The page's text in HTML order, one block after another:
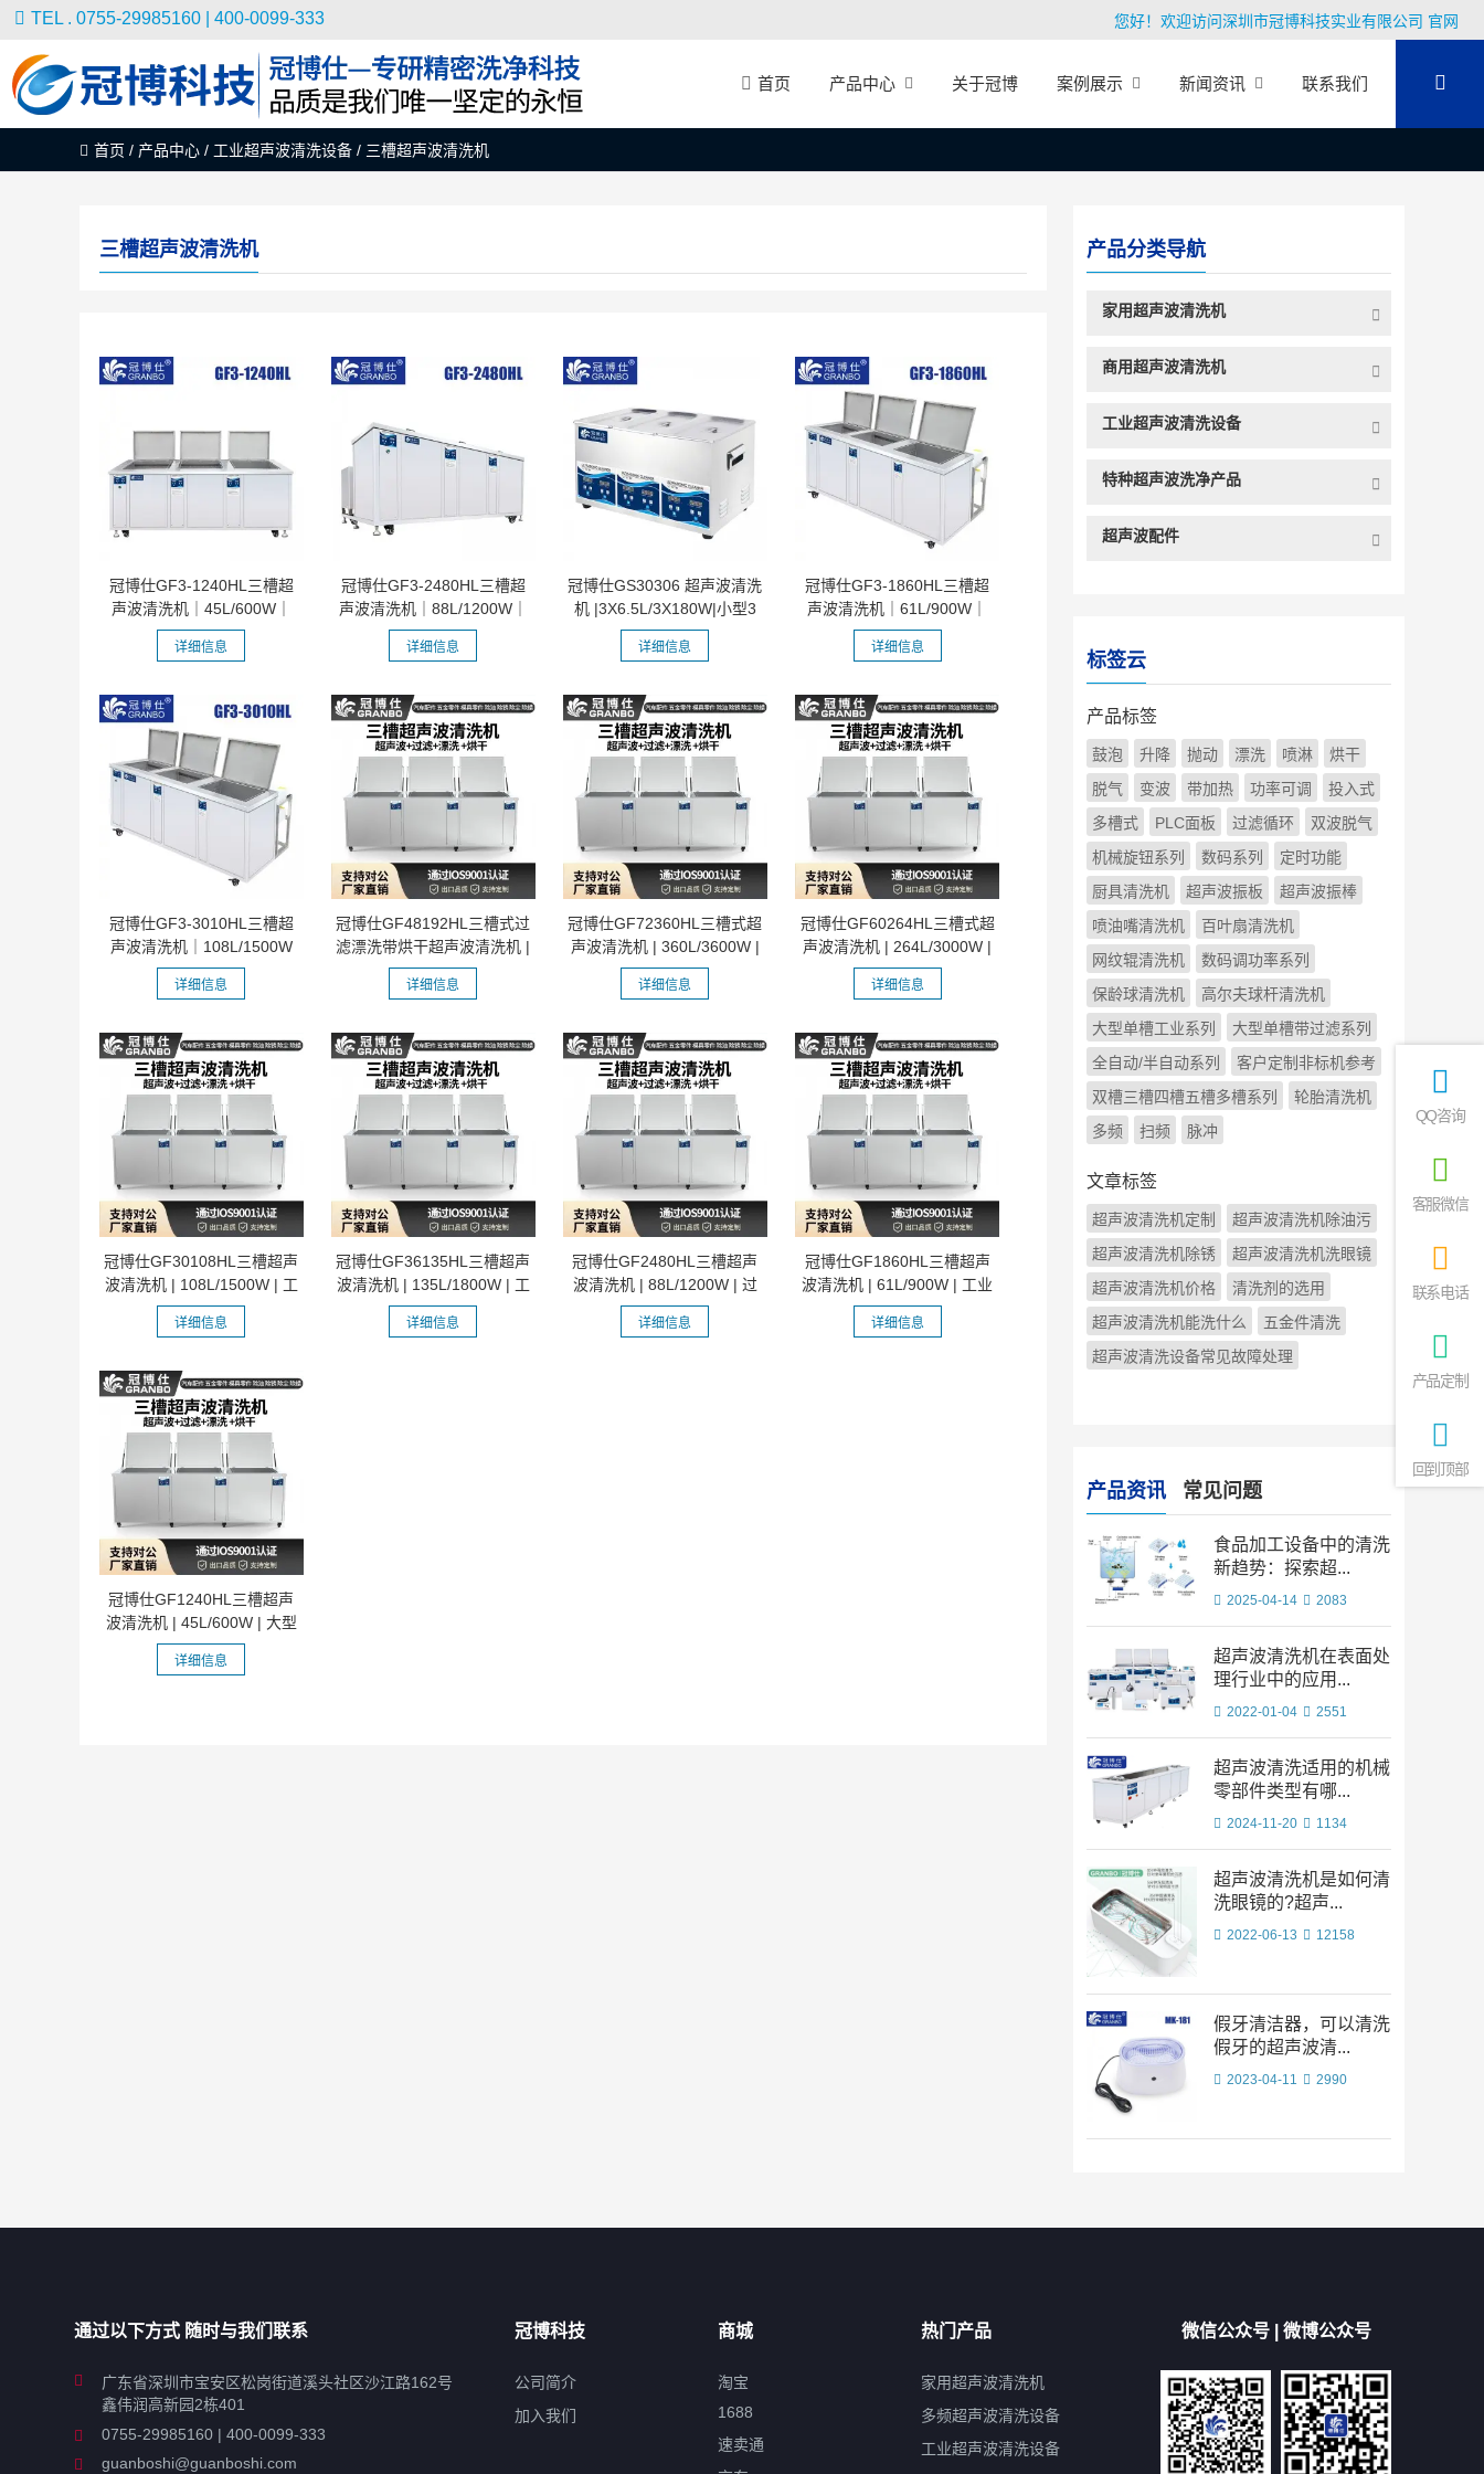
TEL . 0755-29985160 | 400-0099-333 您好！欢迎访问深圳市冠博科技实业有限公司 官网
首页 产品中心 关于冠博 案例展示 新闻资讯 联系我们
首页 / 产品中心 / 工业超声波清洗设备 / 三槽超声波清洗机
三槽超声波清洗机
冠博仕GF3-1240HL三槽超
声波清洗机｜45L/600W｜
45L-960L容量...
详细信息
冠博仕GF3-2480HL三槽超
声波清洗机｜88L/1200W｜
45L-960L容...
详细信息
冠博仕GS30306 超声波清洗
机 |3X6.5L/3X180W|小型3
槽机...
详细信息
冠博仕GF3-1860HL三槽超
声波清洗机｜61L/900W｜
45L-960L容量...
详细信息
冠博仕GF3-3010HL三槽超
声波清洗机｜108L/1500W
｜45L-960L容...
详细信息
冠博仕GF48192HL三槽式过
滤漂洗带烘干超声波清洗机 |
192L/2...
详细信息
冠博仕GF72360HL三槽式超
声波清洗机 | 360L/3600W |
汽车零...
详细信息
冠博仕GF60264HL三槽式超
声波清洗机 | 264L/3000W |
为注塑...
详细信息
冠博仕GF30108HL三槽超声
波清洗机 | 108L/1500W | 工
业级过...
详细信息
冠博仕GF36135HL三槽超声
波清洗机 | 135L/1800W | 工
业级过...
详细信息
冠博仕GF2480HL三槽超声
波清洗机 | 88L/1200W | 过
滤漂洗烘...
详细信息
冠博仕GF1860HL三槽超声
波清洗机 | 61L/900W | 工业
级过滤漂...
详细信息
冠博仕GF1240HL三槽超声
波清洗机 | 45L/600W | 大型
工业过滤...
详细信息
产品分类导航
家用超声波清洗机
商用超声波清洗机
工业超声波清洗设备
特种超声波洗净产品
超声波配件
标签云
产品标签
鼓泡 升降 抛动 漂洗 喷淋
烘干
脱气
变波 带加热 功率可调
投入式
多槽式
PLC面板 过滤循环
双波脱气
机械旋钮系列
数码系列
定时功能
厨具清洗机
超声波振板
超声波振棒
喷油嘴清洗机
百叶扇清洗机
网纹辊清洗机
数码调功率系列
保龄球清洗机
高尔夫球杆清洗机
大型单槽工业系列
大型单槽带过滤系列
全自动/半自动系列
客户定制非标机参考
双槽三槽四槽五槽多槽系列
轮胎清洗机
多频
扫频 脉冲
文章标签
超声波清洗机定制
超声波清洗机除油污
超声波清洗机除锈
超声波清洗机洗眼镜
超声波清洗机价格
清洗剂的选用
超声波清洗机能洗什么
五金件清洗
超声波清洗设备常见故障处理
产品资讯 常见问题
食品加工设备中的清洗
新趋势：探索超...
2025-04-14 2083
超声波清洗机在表面处
理行业中的应用...
2022-01-04 2551
超声波清洗适用的机械
零部件类型有哪...
2024-11-20 1134
超声波清洗机是如何清
洗眼镜的?超声...
2022-06-13 12158
假牙清洁器，可以清洗
假牙的超声波清...
2023-04-11 2990
通过以下方式 随时与我们联系
广东省深圳市宝安区松岗街道溪头社区沙江路162号
鑫伟润高新园2栋401
0755-29985160 | 400-0099-333
guanboshi@guanboshi.com
冠博科技
公司简介
加入我们
商城
淘宝
1688
速卖通
热门产品
家用超声波清洗机
多频超声波清洗设备
工业超声波清洗设备
微信公众号 | 微博公众号
QQ咨询
客服微信
联系电话
产品定制
回到顶部